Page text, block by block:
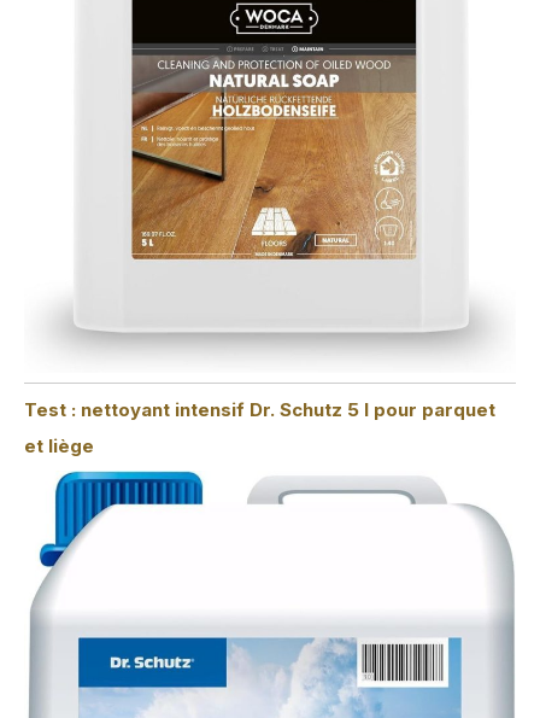
Test : nettoyant intensif Dr. Schutz 5 l pour parquet
et liège